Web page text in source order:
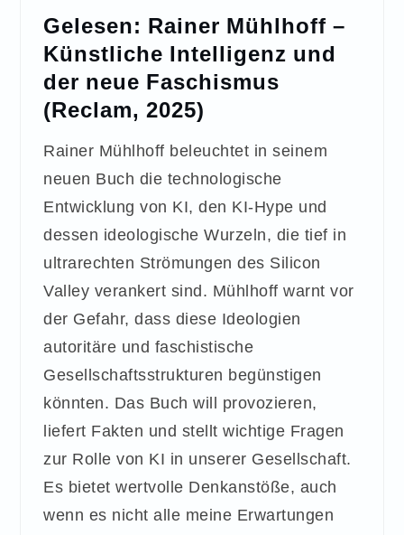
Gelesen: Rainer Mühlhoff –
Künstliche Intelligenz und
der neue Faschismus
(Reclam, 2025)
Rainer Mühlhoff beleuchtet in seinem
neuen Buch die technologische
Entwicklung von KI, den KI-Hype und
dessen ideologische Wurzeln, die tief in
ultrarechten Strömungen des Silicon
Valley verankert sind. Mühlhoff warnt vor
der Gefahr, dass diese Ideologien
autoritäre und faschistische
Gesellschaftsstrukturen begünstigen
könnten. Das Buch will provozieren,
liefert Fakten und stellt wichtige Fragen
zur Rolle von KI in unserer Gesellschaft.
Es bietet wertvolle Denkanstöße, auch
wenn es nicht alle meine Erwartungen